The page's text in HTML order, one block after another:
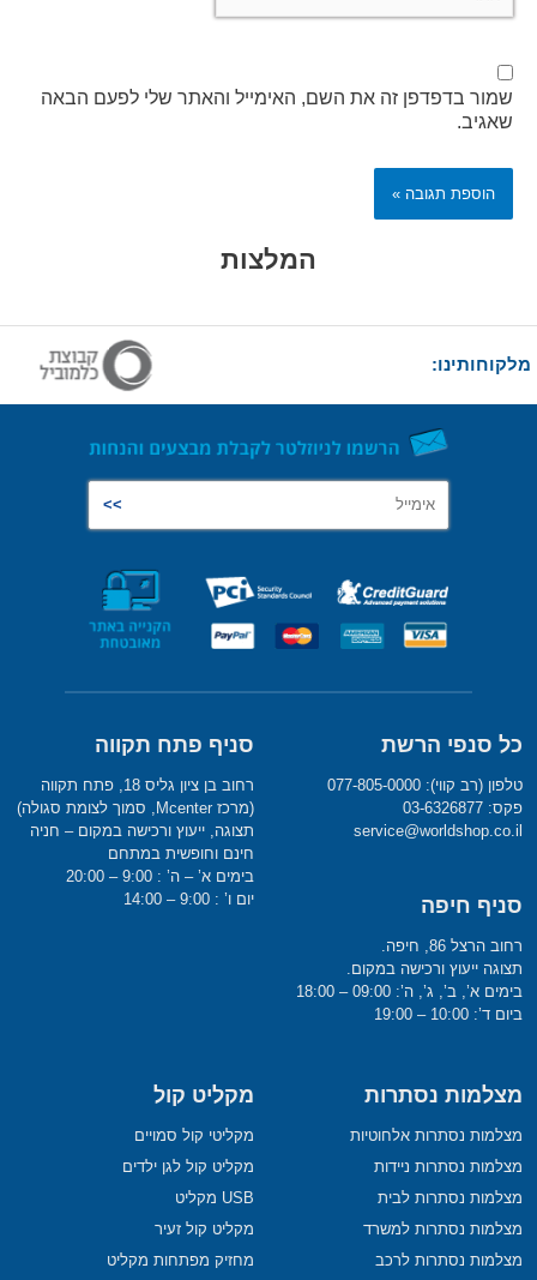
שמור בדפדפן זה את השם, האימייל והאתר שלי לפעם הבאה
שאגיב.
המלצות
מלקוחותינו:
כל סנפי הרשת
טלפון (רב קווי): 077-805-0000
פקס: 03-6326877
service@worldshop.co.il
סניף חיפה
רחוב הרצל 86, חיפה.
תצוגה ייעוץ ורכישה במקום.
בימים א’, ב’, ג’, ה’: 09:00 – 18:00
ביום ד’: 10:00 – 19:00
סניף פתח תקווה
רחוב בן ציון גליס 18, פתח תקווה
(מרכז Mcenter, סמוך לצומת סגולה)
תצוגה, ייעוץ ורכישה במקום – חניה
חינם וחופשית במתחם
בימים א’ – ה’ : 9:00 – 20:00
יום ו’ : 9:00 – 14:00
מצלמות נסתרות
מצלמות נסתרות אלחוטיות
מצלמות נסתרות ניידות
מצלמות נסתרות לבית
מצלמות נסתרות למשרד
מצלמות נסתרות לרכב
מקליט קול
מקליטי קול סמויים
מקליט קול לגן ילדים
USB מקליט
מקליט קול זעיר
מחזיק מפתחות מקליט